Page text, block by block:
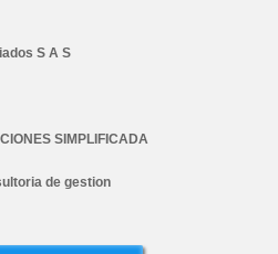
S A S
SIMPLIFICADA
de gestion